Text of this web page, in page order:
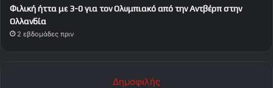
Φιλική ήττα με 3-0 για τον Ολυμπιακό από την Αντβέρπ στην
Ολλανδία
2 εβδομάδες πριν
Δημοφιλής